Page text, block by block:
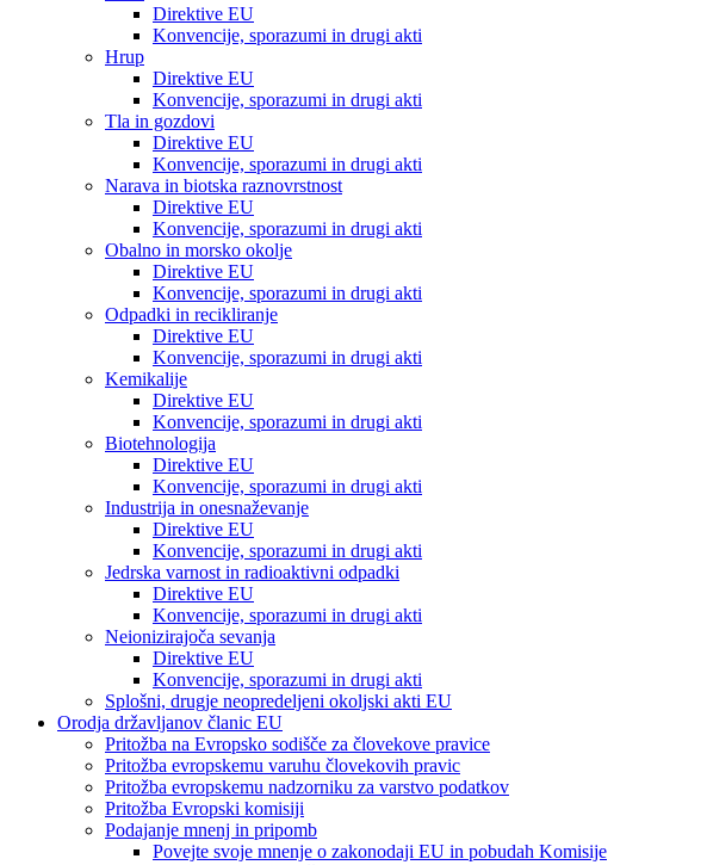
Direktive EU
Konvencije, sporazumi in drugi akti
Hrup
Direktive EU
Konvencije, sporazumi in drugi akti
Tla in gozdovi
Direktive EU
Konvencije, sporazumi in drugi akti
Narava in biotska raznovrstnost
Direktive EU
Konvencije, sporazumi in drugi akti
Obalno in morsko okolje
Direktive EU
Konvencije, sporazumi in drugi akti
Odpadki in recikliranje
Direktive EU
Konvencije, sporazumi in drugi akti
Kemikalije
Direktive EU
Konvencije, sporazumi in drugi akti
Biotehnologija
Direktive EU
Konvencije, sporazumi in drugi akti
Industrija in onesnaževanje
Direktive EU
Konvencije, sporazumi in drugi akti
Jedrska varnost in radioaktivni odpadki
Direktive EU
Konvencije, sporazumi in drugi akti
Neionizirajoča sevanja
Direktive EU
Konvencije, sporazumi in drugi akti
Splošni, drugje neopredeljeni okoljski akti EU
Orodja državljanov članic EU
Pritožba na Evropsko sodišče za človekove pravice
Pritožba evropskemu varuhu človekovih pravic
Pritožba evropskemu nadzorniku za varstvo podatkov
Pritožba Evropski komisiji
Podajanje mnenj in pripomb
Povejte svoje mnenje o zakonodaji EU in pobudah Komisije